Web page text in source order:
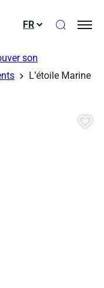
FR Ouvrir
son
L’étoile Marine
© Droits gérés – Sylvie